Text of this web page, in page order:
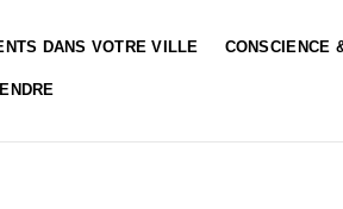
DANS VOTRE VILLE CONSCIENCE